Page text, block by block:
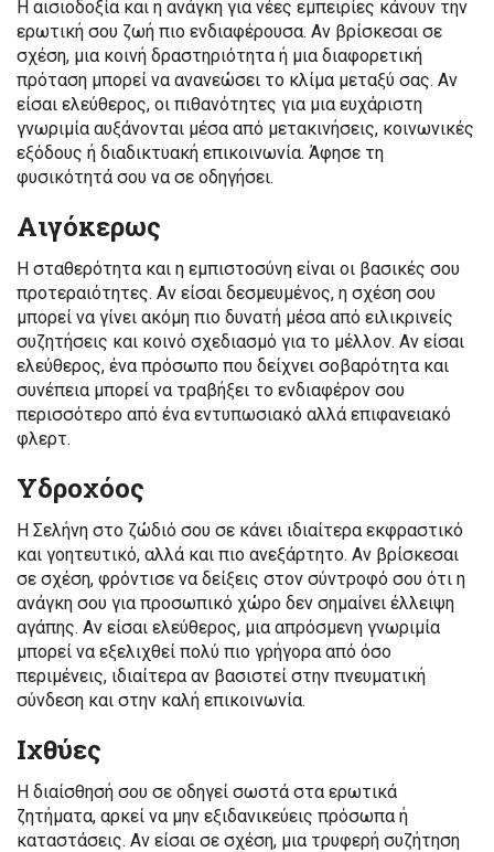
Η αισιοδοξία και η ανάγκη για νέες εμπειρίες κάνουν την
ερωτική σου ζωή πιο ενδιαφέρουσα. Αν βρίσκεσαι σε
σχέση, μια κοινή δραστηριότητα ή μια διαφορετική
πρόταση μπορεί να ανανεώσει το κλίμα μεταξύ σας. Αν
είσαι ελεύθερος, οι πιθανότητες για μια ευχάριστη
γνωριμία αυξάνονται μέσα από μετακινήσεις, κοινωνικές
εξόδους ή διαδικτυακή επικοινωνία. Άφησε τη
φυσικότητά σου να σε οδηγήσει.
Αιγόκερως
Η σταθερότητα και η εμπιστοσύνη είναι οι βασικές σου
προτεραιότητες. Αν είσαι δεσμευμένος, η σχέση σου
μπορεί να γίνει ακόμη πιο δυνατή μέσα από ειλικρινείς
συζητήσεις και κοινό σχεδιασμό για το μέλλον. Αν είσαι
ελεύθερος, ένα πρόσωπο που δείχνει σοβαρότητα και
συνέπεια μπορεί να τραβήξει το ενδιαφέρον σου
περισσότερο από ένα εντυπωσιακό αλλά επιφανειακό
φλερτ.
Υδροχόος
Η Σελήνη στο ζώδιό σου σε κάνει ιδιαίτερα εκφραστικό
και γοητευτικό, αλλά και πιο ανεξάρτητο. Αν βρίσκεσαι
σε σχέση, φρόντισε να δείξεις στον σύντροφό σου ότι η
ανάγκη σου για προσωπικό χώρο δεν σημαίνει έλλειψη
αγάπης. Αν είσαι ελεύθερος, μια απρόσμενη γνωριμία
μπορεί να εξελιχθεί πολύ πιο γρήγορα από όσο
περιμένεις, ιδιαίτερα αν βασιστεί στην πνευματική
σύνδεση και στην καλή επικοινωνία.
Ιχθύες
Η διαίσθησή σου σε οδηγεί σωστά στα ερωτικά
ζητήματα, αρκεί να μην εξιδανικεύεις πρόσωπα ή
καταστάσεις. Αν είσαι σε σχέση, μια τρυφερή συζήτηση